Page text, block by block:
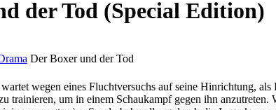
der Tod (Special Edition)
Der Boxer und der Tod
wegen eines Fluchtversuchs auf seine Hinrichtung,
trainieren, um in einem Schaukampf gegen ihn